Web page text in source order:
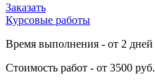
Заказать
Курсовые работы
Время выполнения - от 2 дней
Стоимость работ - от 3500 руб.